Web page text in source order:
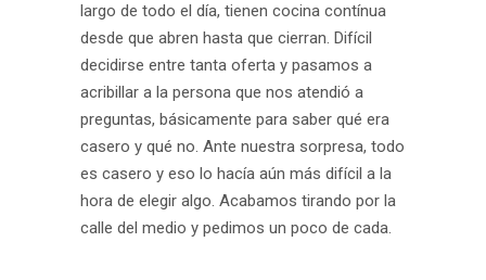
largo de todo el día, tienen cocina contínua
desde que abren hasta que cierran. Difícil
decidirse entre tanta oferta y pasamos a
acribillar a la persona que nos atendió a
preguntas, básicamente para saber qué era
casero y qué no. Ante nuestra sorpresa, todo
es casero y eso lo hacía aún más difícil a la
hora de elegir algo. Acabamos tirando por la
calle del medio y pedimos un poco de cada.